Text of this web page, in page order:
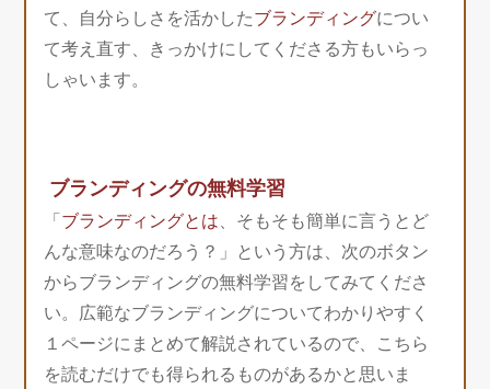
て、自分らしさを活かしたブランディングについ
て考え直す、きっかけにしてくださる方もいらっ
しゃいます。
ブランディングの無料学習
「ブランディングとは、そもそも簡単に言うとど
んな意味なのだろう？」という方は、次のボタン
からブランディングの無料学習をしてみてくださ
い。広範なブランディングについてわかりやすく
１ページにまとめて解説されているので、こちら
を読むだけでも得られるものがあるかと思いま